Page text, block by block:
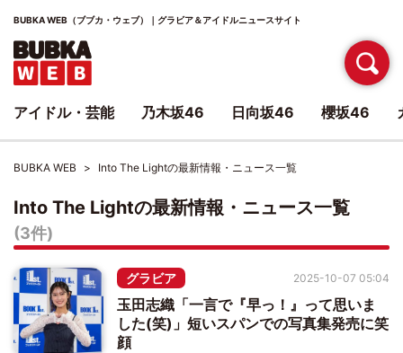
BUBKA WEB（ブブカ・ウェブ）｜グラビア＆アイドルニュースサイト
BUBKA WEB Into The Lightの最新情報・ニュース一覧
Into The Lightの最新情報・ニュース一覧
(3件)
グラビア
玉田志織「一言で『早っ！』って思いま
した(笑)」短いスパンでの写真集発売に笑
顔
2025-10-07 05:04
アイドル・芸能 乃木坂46 日向坂46 櫻坂46